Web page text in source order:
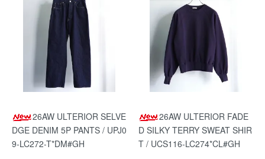
26AW ULTERIOR SELVE
DGE DENIM 5P PANTS / UPJ0
9-LC272-T*DM#GH
26AW ULTERIOR FADE
D SILKY TERRY SWEAT SHIR
T / UCS116-LC274*CL#GH